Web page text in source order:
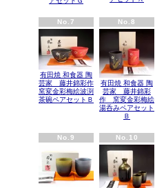
No.7
有田焼 和食器 陶
芸家 藤井錦彩作
窯変金彩梅絵波渕
茶碗ペアセットＢ
No.8
有田焼 和食器 陶
芸家 藤井錦彩
作 窯変金彩梅絵
湯呑みペアセット
Ｂ
No.9 No.10